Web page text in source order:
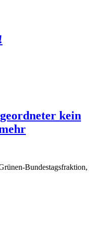
kein
Bundestagsfraktion,